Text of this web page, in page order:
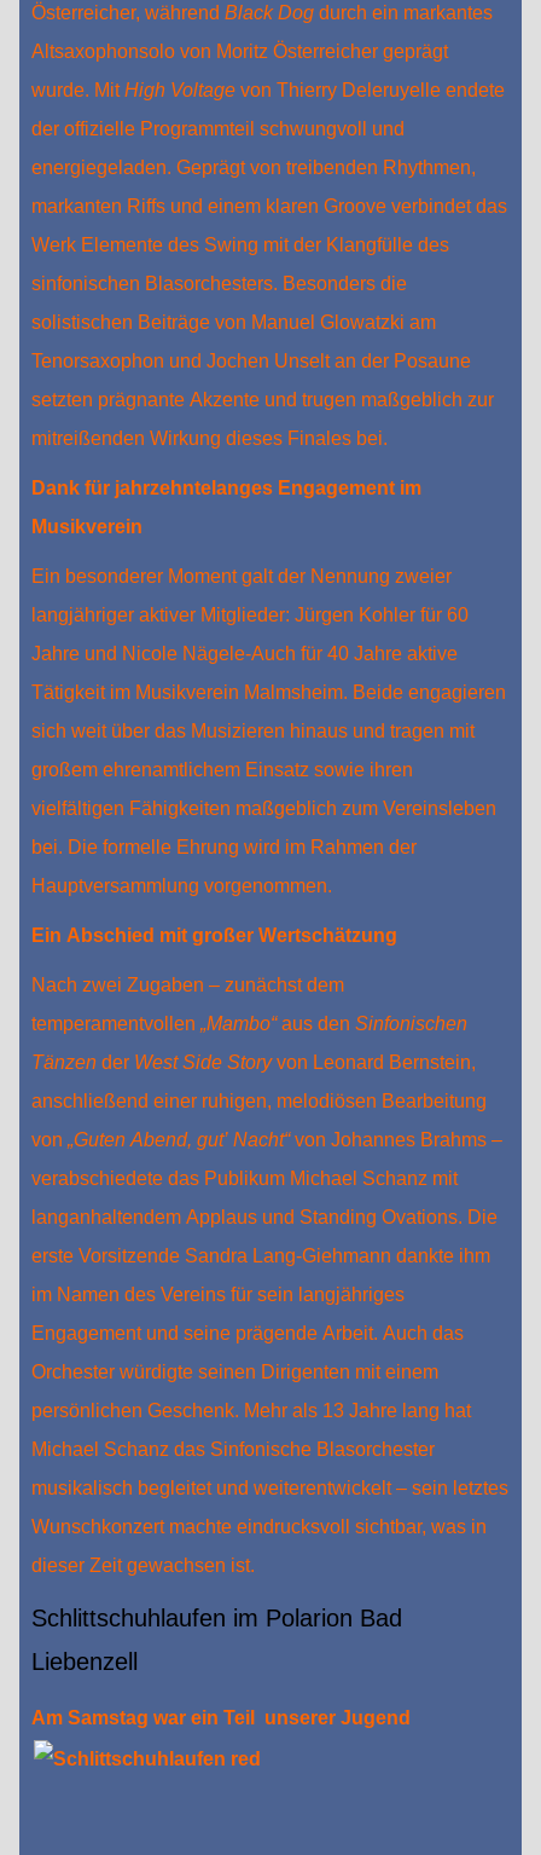
Österreicher, währendBlack Dog durch ein markantes
Altsaxophonsolo von Moritz Österreicher geprägt
wurde. MitHigh Voltage von Thierry Deleruyelle endete
der offizielle Programmteil schwungvoll und
energiegeladen. Geprägt von treibenden Rhythmen,
markanten Riffs und einem klaren Groove verbindet das
Werk Elemente des Swing mit der Klangfülle des
sinfonischen Blasorchesters. Besonders die
solistischen Beiträge von Manuel Glowatzki am
Tenorsaxophon und Jochen Unselt an der Posaune
setzten prägnante Akzente und trugen maßgeblich zur
mitreißenden Wirkung dieses Finales bei.
Dank für jahrzehntelanges Engagement im
Musikverein
Ein besonderer Moment galt der Nennung zweier
langjähriger aktiver Mitglieder: Jürgen Kohler für 60
Jahre und Nicole Nägele‑Auch für 40 Jahre aktive
Tätigkeit im Musikverein Malmsheim. Beide engagieren
sich weit über das Musizieren hinaus und tragen mit
großem ehrenamtlichem Einsatz sowie ihren
vielfältigen Fähigkeiten maßgeblich zum Vereinsleben
bei. Die formelle Ehrung wird im Rahmen der
Hauptversammlung vorgenommen.
Ein Abschied mit großer Wertschätzung
Nach zwei Zugaben – zunächst dem
temperamentvollen„Mambo“aus denSinfonischen
Tänzen der West Side Storyvon Leonard Bernstein,
anschließend einer ruhigen, melodiösen Bearbeitung
von„Guten Abend, gut’ Nacht“von Johannes Brahms –
verabschiedete das Publikum Michael Schanz mit
langanhaltendem Applaus und Standing Ovations. Die
erste Vorsitzende Sandra Lang‑Giehmann dankte ihm
im Namen des Vereins für sein langjähriges
Engagement und seine prägende Arbeit. Auch das
Orchester würdigte seinen Dirigenten mit einem
persönlichen Geschenk. Mehr als 13 Jahre lang hat
Michael Schanz das Sinfonische Blasorchester
musikalisch begleitet und weiterentwickelt – sein letztes
Wunschkonzert machte eindrucksvoll sichtbar, was in
dieser Zeit gewachsen ist.
Schlittschuhlaufen im Polarion Bad
Liebenzell
Am Samstag war ein Teil unserer Jugend